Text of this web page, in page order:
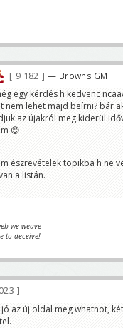
9 182 — Browns GM
egy kérdés h kedvenc
nem lehet majd beírni? bár
az újakról meg kiderül
😊
észrevételek topikba h ne
a listán.
we weave
to deceive!
az új oldal meg whatnot, két